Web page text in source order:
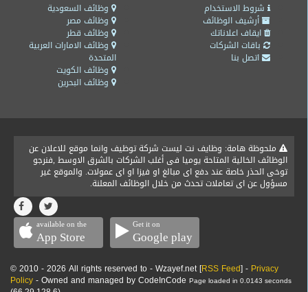
وظائف السعودية
وظائف مصر
وظائف قطر
وظائف الامارات العربية
المتحدة
وظائف الكويت
وظائف البحرين
شروط الاستخدام
أرشيف الوظائف
ايقاف اعلاناتك
باقات الشركات
اتصل بنا
ملحوظة هامة: وظايف نت ليست شركة توظيف وانما موقع للاعلان عن
الوظائف الخالية المتاحة يوميا فى أغلب الشركات بالشرق الاوسط ,فنرجو
توخى الحذر خاصة عند دفع اى مبالغ او فيزا او اى عمولات. والموقع غير
مسؤول عن اى تعاملات تحدث من خلال الوظائف المعلنة.
available on the
App Store
Get it on
Google play
© 2010 - 2026 All rights reserved to - Wzayef.net [RSS Feed] - Privacy
Policy- Owned and managed by CodeInCode Page loaded in 0.0143 seconds